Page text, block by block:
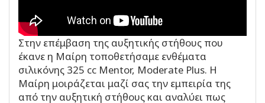
Στην επέμβαση της αυξητικής στήθους που
έκανε η Μαίρη τοποθετήσαμε ενθέματα
σιλικόνης 325 cc Mentor, Moderate Plus. Η
Μαίρη μοιράζεται μαζί σας την εμπειρία της
από την αυξητική στήθους και αναλύει πως